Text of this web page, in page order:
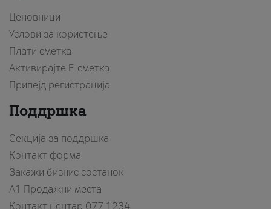
Ценовници
Услови за користење
Плати сметка
Активирајте Е-сметка
Припејд регистрација
Поддршка
Секција за поддршка
Контакт форма
Закажи бизнис состанок
A1 Продажни места
Контакт центар 077 1234